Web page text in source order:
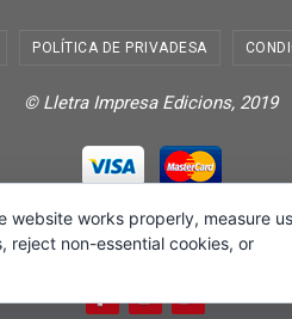
POLÍTICA DE PRIVADESA
© Lletra Impresa Edicions, 2019
Powered byNirvana&WordPress.
website works properly, measure
reject non-essential cookies, or